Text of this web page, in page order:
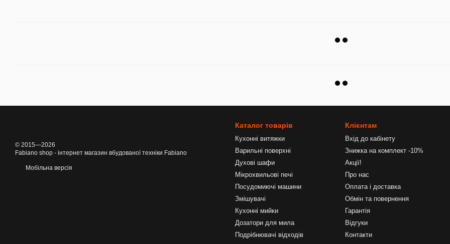
© 2015—2026
Fabiano shop - інтернет магазин вбудованої техніки Fabiano
Мобільна версія
Каталог товарів
Кухонні витяжки
Варильні поверхні
Духові шафи
Мікрохвильові печі
Посудомиючі машини
Змішувачі
Кухонні мийки
Дозатори для мила
Подрібнювачі відходів
Клієнтам
Вхід до кабінету
Знижка на комплект -10%
Акції!
Про нас
Оплата і доставка
Обмін та повернення
Гарантія
Відгуки
Контакти